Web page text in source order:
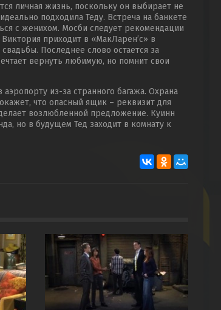
личная жизнь, поскольку он выбирает не
подходила Теду. Встреча на банкете
с женихом. Мосби следует рекомендации
приходит в «МакЛарен’с» в
Последнее слово остается за
вернуть любимую, но помнит свои
из-за странного багажа. Охрана
что опасный ящик – реквизит для
возлюбленной предложение. Куинн
но в будущем Тед заходит в комнату к